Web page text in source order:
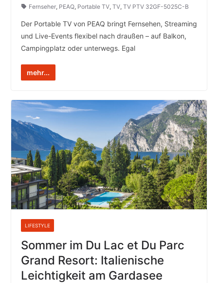
Fernseher, PEAQ, Portable TV, TV, TV PTV 32GF-5025C-B
Der Portable TV von PEAQ bringt Fernsehen, Streaming
und Live-Events flexibel nach draußen – auf Balkon,
Campingplatz oder unterwegs. Egal
mehr...
LIFESTYLE
Sommer im Du Lac et Du Parc
Grand Resort: Italienische
Leichtigkeit am Gardasee